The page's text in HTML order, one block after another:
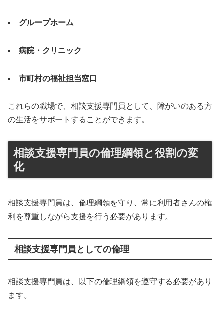
グループホーム
病院・クリニック
市町村の福祉担当窓口
これらの職場で、相談支援専門員として、障がいのある方
の生活をサポートすることができます。
相談支援専門員の倫理綱領と役割の変
化
相談支援専門員は、倫理綱領を守り、常に利用者さんの権
利を尊重しながら支援を行う必要があります。
相談支援専門員としての倫理
相談支援専門員は、以下の倫理綱領を遵守する必要があり
ます。